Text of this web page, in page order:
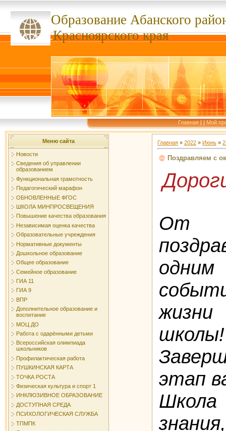
Образование Абанского
сссссссКрасноярского края
Главная | | Мой
Меню сайта
Новости
Сведения об управлении
образованием
Функциональная грамотность
Педагогический марафон
ОБНОВЛЕННЫЕ ФГОС
ШКОЛА МИНПРОСВЕЩЕНИЯ
Повышение качества образования
Независимая оценка качества
Образовательные учреждения
Нормативные документы
Дошкольное образование
Общее образование
Семейное образование
ГИА 11
ГИА 9
ВПР
Дополнительное образование и
воспитание
МОЦ ДО
Работа с одарёнными детьми
Всероссийская олимпиада
школьников
Профилактическая работа
ПУШКИНСКАЯ КАРТА
ТОЧКА РОСТА
Физическая культура и спорт 1
ИНКЛЮЗИВНОЕ ОБРАЗОВАНИЕ
ДОСТУПНАЯ СРЕДА
ПСИХОЛОГИЧЕСКАЯ СЛУЖБА
ТПМПК
Главная » 2022 » Июнь »
Поздравляем с
От
школы!
этап